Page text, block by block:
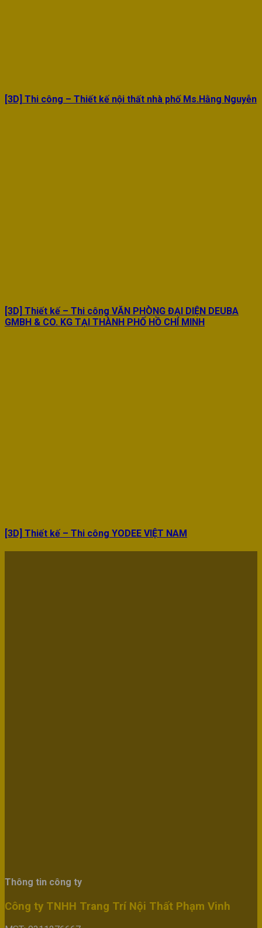
[3D] Thi công – Thiết kế nội thất nhà phố Ms.Hằng Nguyễn
[3D] Thiết kế – Thi công VĂN PHÒNG ĐẠI DIỆN DEUBA
GMBH & CO. KG TẠI THÀNH PHỐ HỒ CHÍ MINH
[3D] Thiết kế – Thi công YODEE VIỆT NAM
Thông tin công ty
Công ty TNHH Trang Trí Nội Thất Phạm Vinh